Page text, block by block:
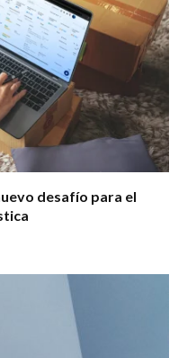
desafío para el